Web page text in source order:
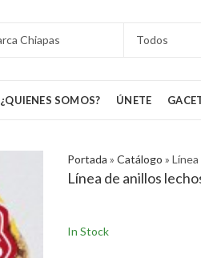
¿QUIENES SOMOS? ÚNETE
Portada » Catálogo »
Línea de anillos
In Stock